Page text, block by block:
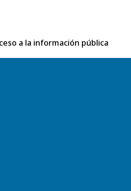
a la información pública